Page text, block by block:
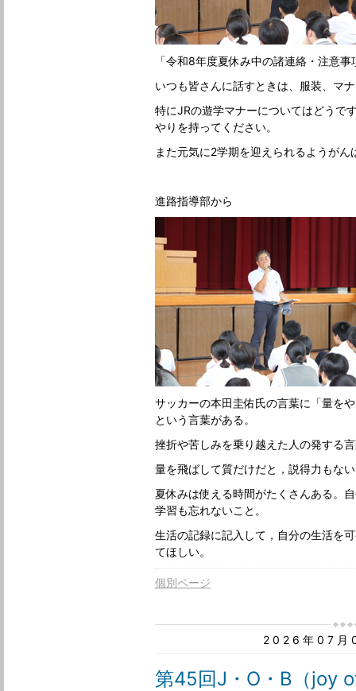
「令和8年度夏休み中の諸連絡・注意
いつも皆さんに話すときは、服装、マ
特にJRの遊学マナーについてはどうで
やりを持ってください。
また元気に2学期を迎えられるようがん
進路指導部から
サッカーの本田圭佑氏の言葉に「量を
という言葉がある。
挫折や苦しみを乗り越えた人の発する
量を飛ばして質だけだと，説得力もな
夏休みは使える時間がたくさんある。
学習も忘れないこと。
生活の記録に記入して，自分の生活を
てほしい。
個別ページ
2026年07月
第45回J・O・B（joy